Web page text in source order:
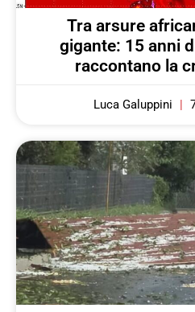
Tra arsure
gigante: 15 anni
raccontano la
Luca Galuppini